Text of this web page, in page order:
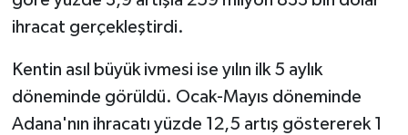
ihracat gerçekleştirdi.
Kentin asıl büyük ivmesi ise yılın ilk 5 aylık
döneminde görüldü. Ocak-Mayıs döneminde
Adana'nın ihracatı yüzde 12,5 artış göstererek 1